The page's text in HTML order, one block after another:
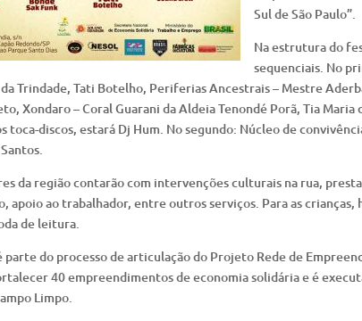
Sul de São Paulo”.
Na estrutura do
sequenciais. No
Trindade, Tati Botelho, Periferias Ancestrais – Mestre
Xondaro – Coral Guarani da Aldeia Tenondé Porã, Tia
toca-discos, estará Dj Hum. No segundo: Núcleo de
da região contarão com intervenções culturais na rua,
apoio ao trabalhador, entre outros serviços. Para as crianças,
de leitura.
parte do processo de articulação do Projeto Rede de
40 empreendimentos de economia solidária e é
Limpo.